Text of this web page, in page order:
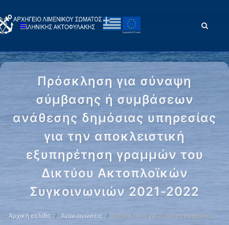
Πρόσκληση για σύναψη
σύμβασης ή συμβάσεων
ανάθεσης δημόσιας υπηρεσίας
για την αποκλειστική
εξυπηρέτηση γραμμών του
Δικτύου Ακτοπλοϊκών
Συγκοινωνιών 2021-2022
Αρχική σελίδα Ανακοινώσεις Πρόσκληση για σύναψη σύμβασης …